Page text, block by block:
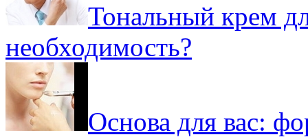
Тональный крем
необходимость?
Основа для вас: